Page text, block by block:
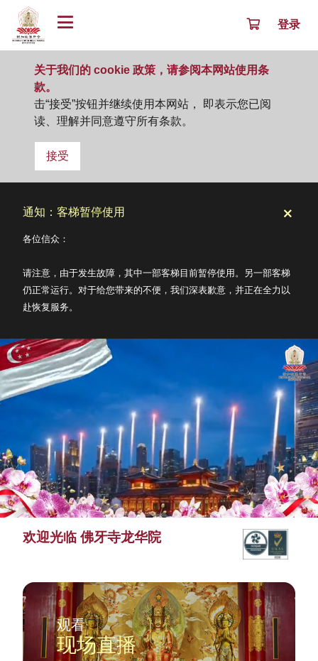
登录
关于我们的 cookie 政策，请参阅本网站使用条
款。
击“接受”按钮并继续使用本网站， 即表示您已阅
读、理解并同意遵守所有条款。
接受
通知：客梯暂停使用
各位信众：
请注意，由于发生故障，其中一部客梯目前暂停使用。另一部客梯
仍正常运行。对于给您带来的不便，我们深表歉意，并正在全力以
赴恢复服务。
欢迎光临 佛牙寺龙华院
观看
现场直播